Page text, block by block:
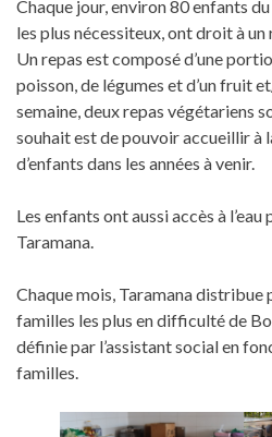
Chaque jour, environ 80 enfants
les plus nécessiteux, ont droit à
Un repas est composé d’une
poisson, de légumes et d’un fruit
semaine, deux repas végétariens
souhait est de pouvoir accueillir à
d’enfants dans les années à venir.
Les enfants ont aussi accès à
Taramana.
Chaque mois, Taramana distribue
familles les plus en difficulté de
définie par l’assistant social en
familles.